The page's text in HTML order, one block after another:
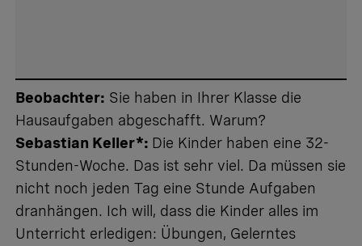
Beobachter: Sie haben in Ihrer Klasse die
Hausaufgaben abgeschafft. Warum?
Sebastian Keller*: Die Kinder haben eine 32-
Stunden-Woche. Das ist sehr viel. Da müssen sie
nicht noch jeden Tag eine Stunde Aufgaben
dranhängen. Ich will, dass die Kinder alles im
Unterricht erledigen: Übungen, Gelerntes